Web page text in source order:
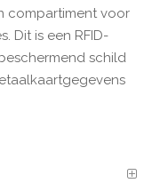
compartiment voor
Dit is een RFID-
schild